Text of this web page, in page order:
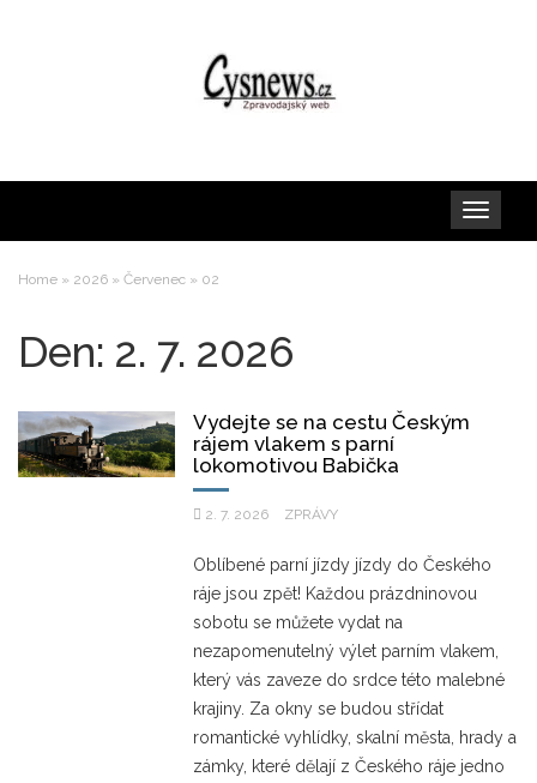
Toggle
navigation
Home » 2026 » Červenec » 02
Den: 2. 7. 2026
Vydejte se na cestu Českým
rájem vlakem s parní
lokomotivou Babička
2. 7. 2026 ZPRÁVY
Oblíbené parní jízdy jízdy do Českého
ráje jsou zpět! Každou prázdninovou
sobotu se můžete vydat na
nezapomenutelný výlet parním vlakem,
který vás zaveze do srdce této malebné
krajiny. Za okny se budou střídat
romantické vyhlídky, skalní města, hrady a
zámky, které dělají z Českého ráje jedno